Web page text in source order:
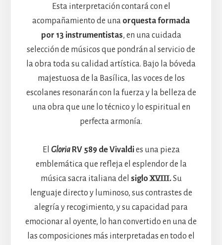
Esta interpretación contará con el
acompañamiento de una orquesta formada
por 13 instrumentistas, en una cuidada
selección de músicos que pondrán al servicio de
la obra toda su calidad artística. Bajo la bóveda
majestuosa de la Basílica, las voces de los
escolanes resonarán con la fuerza y la belleza de
una obra que une lo técnico y lo espiritual en
perfecta armonía.
El GloriaRV 589 de Vivaldies una pieza
emblemática que refleja el esplendor de la
música sacra italiana del siglo XVIII.Su
lenguaje directo y luminoso, sus contrastes de
alegría y recogimiento, y su capacidad para
emocionar al oyente, lo han convertido en una de
las composiciones más interpretadas en todo el